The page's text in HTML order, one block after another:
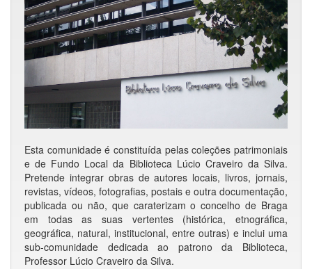
Esta comunidade é constituída pelas coleções patrimoniais
e de Fundo Local da Biblioteca Lúcio Craveiro da Silva.
Pretende integrar obras de autores locais, livros, jornais,
revistas, vídeos, fotografias, postais e outra documentação,
publicada ou não, que caraterizam o concelho de Braga
em todas as suas vertentes (histórica, etnográfica,
geográfica, natural, institucional, entre outras) e inclui uma
sub-comunidade dedicada ao patrono da Biblioteca,
Professor Lúcio Craveiro da Silva.